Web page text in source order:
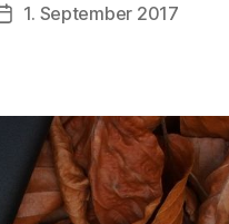
Veröffentlichungsdatum
1. September 2017